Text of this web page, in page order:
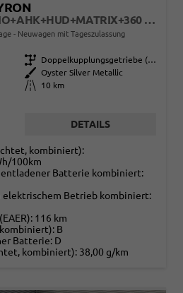
R-LINE PLUG-IN+PANO+AHK+HUD+MATRIX+360 KAM+20"ALU+ACC+EHK+BLACK STYLE
Neuwagen mit Tageszulassung
Getriebe
Außenfarbe
Oyster Silver Metallic
Kilometerstand
10 km
DETAILS
kombiniert):
100km
Batterie kombiniert:
elektrischem Betrieb kombiniert:
116 km
B
Batterie: D
kombiniert): 38,00 g/km